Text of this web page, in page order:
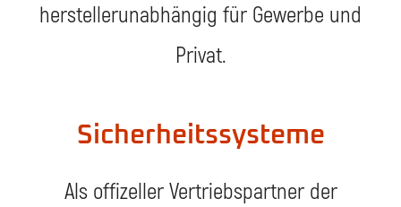
herstellerunabhängig für Gewerbe und
Privat.
Sicherheitssysteme
Als offizeller Vertriebspartner der